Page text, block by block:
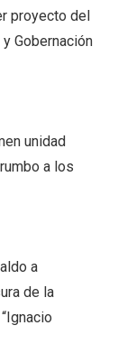
proyecto del
Gobernación
unidad
a los
a
de la